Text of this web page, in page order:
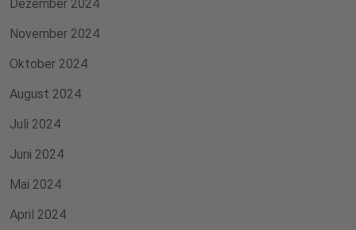
Dezember 2024
November 2024
Oktober 2024
August 2024
Juli 2024
Juni 2024
Mai 2024
April 2024